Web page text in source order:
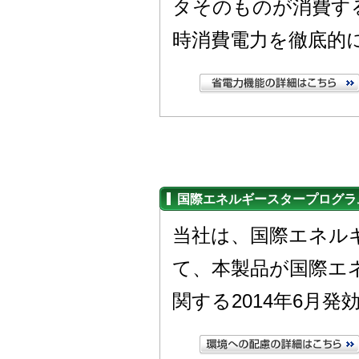
タそのものが消費
時消費電力を徹底的
国際エネルギースタープログ
当社は、国際エネル
て、本製品が国際エ
関する2014年6月発